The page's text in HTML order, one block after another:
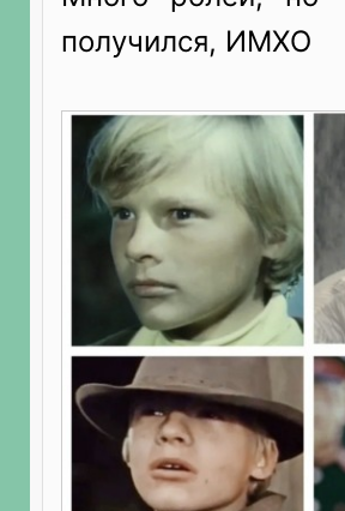
получился, ИМХО